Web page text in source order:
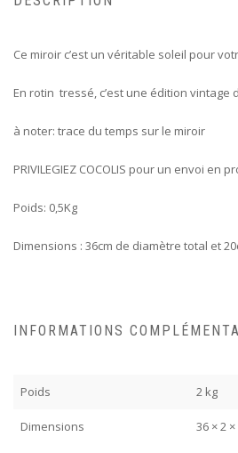
Ce miroir c’est un véritable soleil pour
En rotin tressé, c’est une édition vintage
à noter: trace du temps sur le miroir
PRIVILEGIEZ COCOLIS pour un envoi en
Poids: 0,5Kg
Dimensions : 36cm de diamètre total et
INFORMATIONS
Poids 2 kg
Dimensions 36 × 2